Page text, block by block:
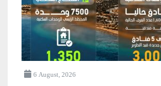
6 August, 2026